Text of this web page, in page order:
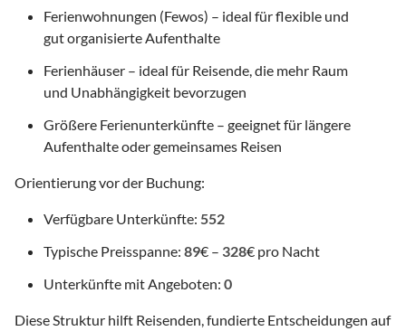
Ferienwohnungen (Fewos) – ideal für flexible und
gut organisierte Aufenthalte
Ferienhäuser – ideal für Reisende, die mehr Raum
und Unabhängigkeit bevorzugen
Größere Ferienunterkünfte – geeignet für längere
Aufenthalte oder gemeinsames Reisen
Orientierung vor der Buchung:
Verfügbare Unterkünfte: 552
Typische Preisspanne: 89€ – 328€ pro Nacht
Unterkünfte mit Angeboten: 0
Diese Struktur hilft Reisenden, fundierte Entscheidungen auf